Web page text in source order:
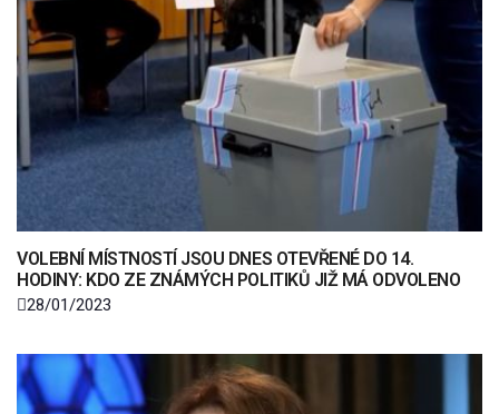
VOLEBNÍ MÍSTNOSTÍ JSOU DNES OTEVŘENÉ DO 14.
HODINY: KDO ZE ZNÁMÝCH POLITIKŮ JIŽ MÁ ODVOLENO
28/01/2023